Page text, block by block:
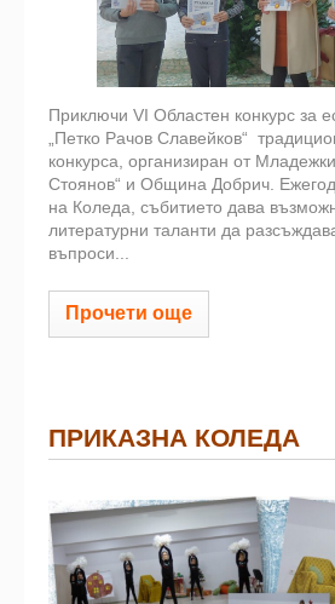
Приключи VI Областен конкурс за
„Петко Рачов Славейков“
конкурса, организиран от
Стоянов“ и Община Добрич.
на Коледа, събитието дава
литературни таланти да
въпроси...
Прочети още
ПРИКАЗНА КОЛЕДА